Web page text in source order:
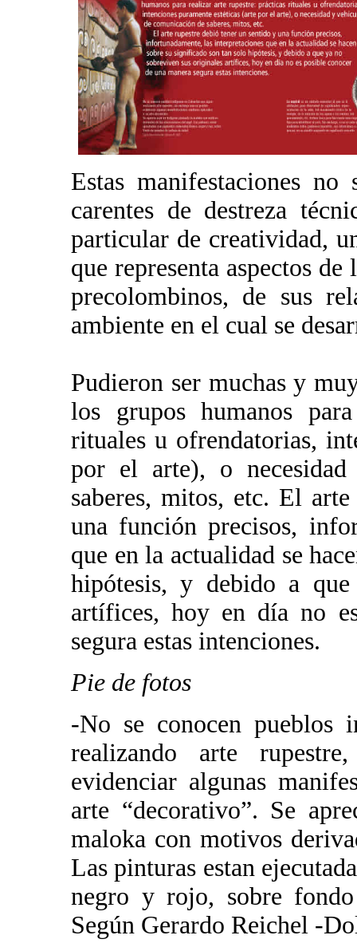
Estas manifestaciones
carentes de destreza
particular de creatividad,
que representa aspectos
precolombinos, de sus
ambiente en el cual se
Pudieron ser muchas y
los grupos humanos
rituales u ofrendatorias,
por el arte), o
saberes, mitos, etc. El
una función precisos,
que en la actualidad se
hipótesis, y debido a
artífices, hoy en día no
segura estas intenciones.
Pie de fotos
-No se conocen pueblos
realizando arte
evidenciar algunas
arte “decorativo”. Se
maloka con motivos
Las pinturas estan
negro y rojo, sobre
Según Gerardo Reichel -